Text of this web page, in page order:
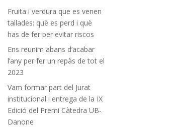
Fruita i verdura que es venen
tallades: què es perd i què
has de fer per evitar riscos
Ens reunim abans d’acabar
l’any per fer un repàs de tot el
2023
Vam formar part del Jurat
institucional i entrega de la IX
Edició del Premi Càtedra UB-
Danone